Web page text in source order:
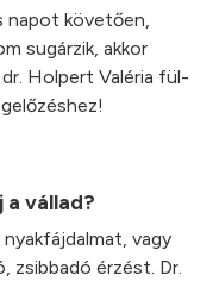
napot követően,
sugárzik, akkor
Holpert Valéria fül-
vállad?
vagy
zsibbadó érzést. Dr.